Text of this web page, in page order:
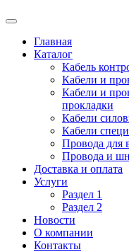
Главная
Каталог
Кабель
Кабели и
Кабели и
прокладки
Кабели
Кабели
Провода для
Провода и
Доставка и оплата
Услуги
Раздел 1
Раздел 2
Новости
О компании
Контакты